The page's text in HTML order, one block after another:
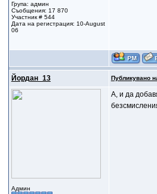
Група: админ
Съобщения: 17 870
Участник # 544
Дата на регистрация: 10-August
06
Йордан_13 Публикувано
Админ
А, и да